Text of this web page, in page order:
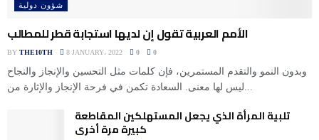
شؤون دولية
الأمم العربية تقول إن لديها استجابة قطر للمطالب
BY THE10TH 8 JANUARY، 2022 0 0
وبدون النمو والتقدم المستمرين، فإن كلمات مثل التحسين والإنجاز والنجاح
ليس لها معنى. السعادة تكمن في فرحة الإنجاز والإثارة من...
تلبية المرأة الذي يجعل المستهلكين المقاطعة
كبيرة مرة أخرى